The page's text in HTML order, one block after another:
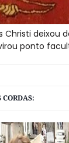
Christi deixou
ponto
CORDAS: